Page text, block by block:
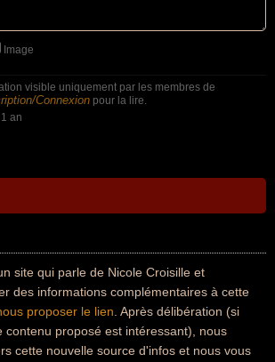
Image
visible uniquement par les membres de
Connexion pour la lire.
an
site qui parle de Nicole Croisille et
des informations complémentaires à cette
proposer le lien . Après délibération (si
contenu proposé est intéressant), nous
cette nouvelle source d'infos et nous vous